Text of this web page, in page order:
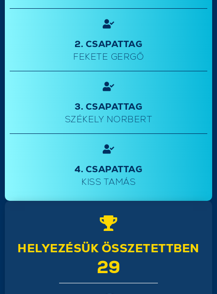
2. CSAPATTAG
FEKETE GERGŐ
3. CSAPATTAG
SZÉKELY NORBERT
4. CSAPATTAG
KISS TAMÁS
HELYEZÉSÜK ÖSSZETETTBEN
29